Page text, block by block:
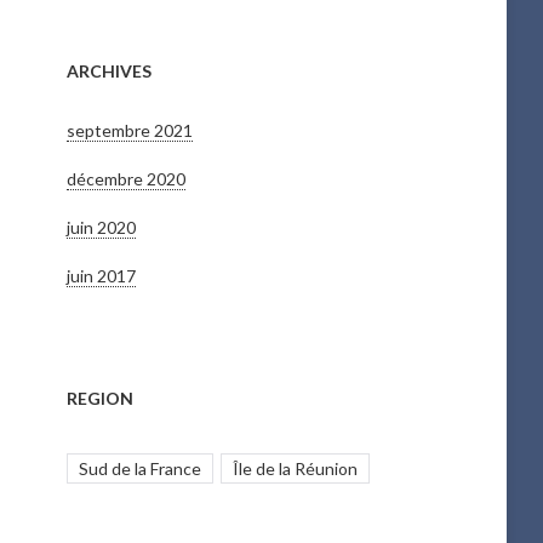
ARCHIVES
septembre 2021
décembre 2020
juin 2020
juin 2017
REGION
Sud de la France Île de la Réunion